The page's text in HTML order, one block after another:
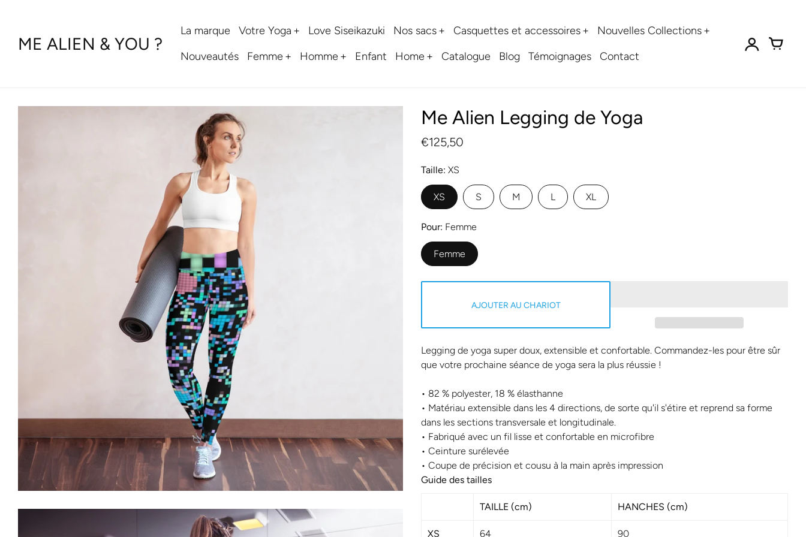
La marque Votre Yoga Love Siseikazuki Nos sacs Casquettes et accessoires
Nouvelles Collections
Nouveautés
Femme Homme Enfant Home Catalogue Blog Témoignages Contact
ME ALIEN & YOU ?
Me Alien Legging de Yoga
€125,50
Taille XS
XS S M L XL
Pour Femme
Femme
AJOUTER AU CHARIOT
Legging de yoga super doux, extensible et confortable. Commandez-les pour être sûr
que votre prochaine séance de yoga sera la plus réussie !
• 82 % polyester, 18 % élasthanne
• Matériau extensible dans les 4 directions, de sorte qu'il s'étire et reprend sa forme
dans les sections transversale et longitudinale.
• Fabriqué avec un fil lisse et confortable en microfibre
• Ceinture surélevée
• Coupe de précision et cousu à la main après impression
Guide des tailles
TAILLE (cm) HANCHES (cm)
XS 64 90